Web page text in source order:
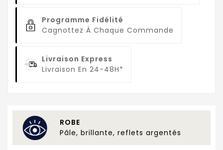
Programme Fidélité
Cagnottez À Chaque Commande
Livraison Express
Livraison En 24-48H*
ROBE
Pâle, brillante, reflets argentés